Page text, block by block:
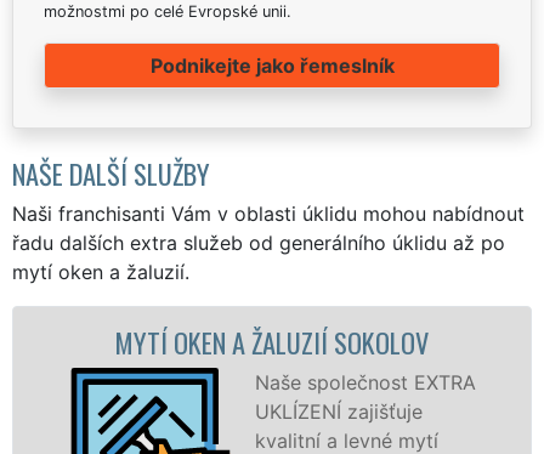
možnostmi po celé Evropské unii.
Podnikejte jako řemeslník
NAŠE DALŠÍ SLUŽBY
Naši franchisanti Vám v oblasti úklidu mohou nabídnout
řadu dalších extra služeb od generálního úklidu až po
mytí oken a žaluzií.
A ŽALUZIÍ SOKOLOV
Naše společnost EXTRA
UKLÍZENÍ zajišťuje
kvalitní a levné mytí
MYTÍ OKENNÍCH